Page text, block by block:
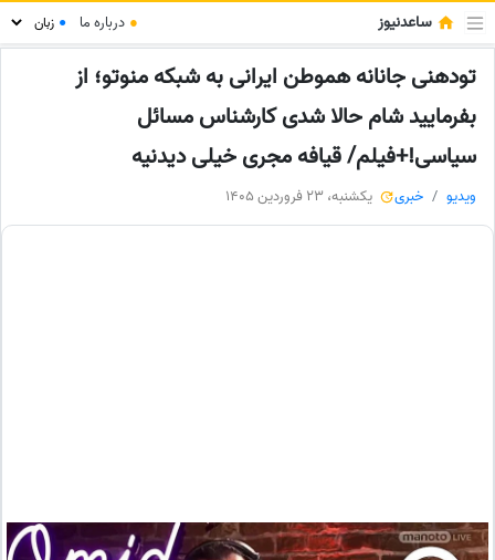
ساعدنیوز ● درباره ما ●
تودهنی جانانه هموطن ایرانی به شبکه منوتو؛ از
بفرمایید شام حالا شدی کارشناس مسائل
سیاسی!+فیلم/ قیافه مجری خیلی دیدنیه
ویدیو خبری یکشنبه، 23 فروردین 1405